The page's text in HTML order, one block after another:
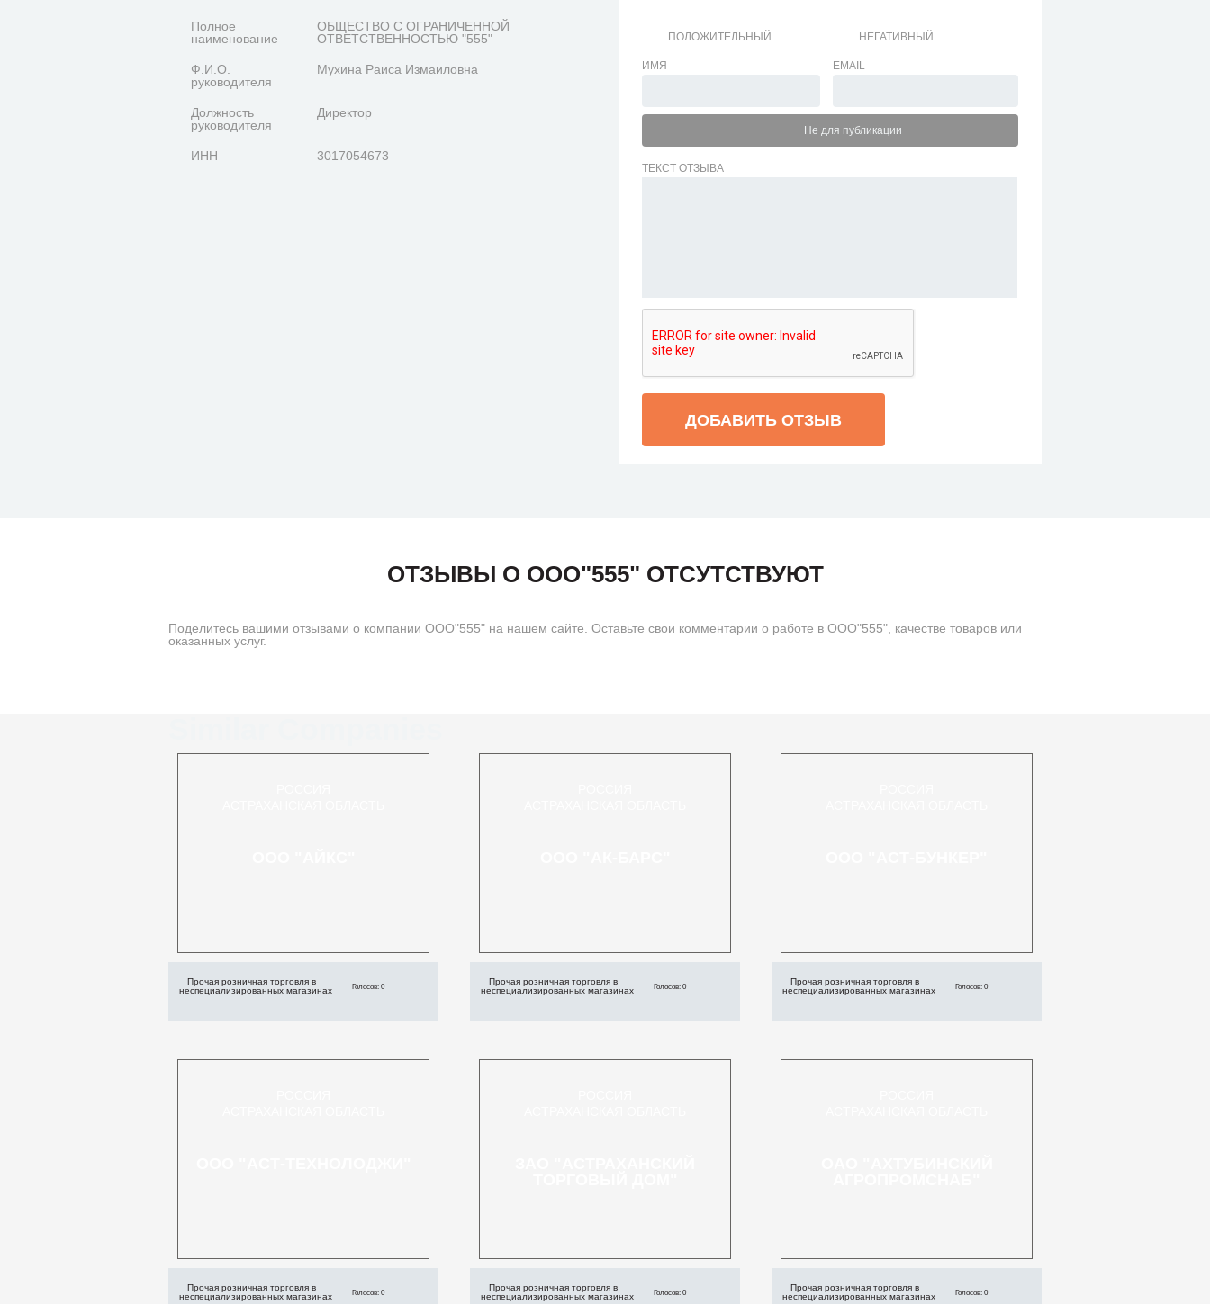
Полное
наименование
ОБЩЕСТВО С ОГРАНИЧЕННОЙ
ОТВЕТСТВЕННОСТЬЮ "555"
Ф.И.О.
руководителя
Мухина Раиса Измаиловна
Должность
руководителя
Директор
ИНН 3017054673
ПОЛОЖИТЕЛЬНЫЙ НЕГАТИВНЫЙ
ИМЯ EMAIL
Не для публикации
ТЕКСТ ОТЗЫВА
ДОБАВИТЬ ОТЗЫВ
ОТЗЫВЫ О ООО"555" ОТСУТСТВУЮТ
Поделитесь вашими отзывами о компании ООО"555" на нашем сайте. Оставьте свои комментарии о работе в ООО"555", качестве товаров или
оказанных услуг.
Прочая розничная торговля в
неспециализированных магазинах
Голосов: 0
Прочая розничная торговля в
неспециализированных магазинах
Голосов: 0
Прочая розничная торговля в
неспециализированных магазинах
Голосов: 0
Прочая розничная торговля в
неспециализированных магазинах
Голосов: 0
Прочая розничная торговля в
неспециализированных магазинах
Голосов: 0
Прочая розничная торговля в
неспециализированных магазинах
Голосов: 0